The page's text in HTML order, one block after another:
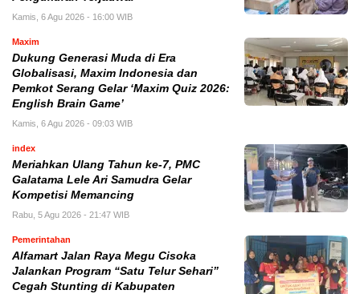
Kamis, 6 Agu 2026 - 16:00 WIB
Maxim
Dukung Generasi Muda di Era
Globalisasi, Maxim Indonesia dan
Pemkot Serang Gelar ‘Maxim Quiz 2026:
English Brain Game’
Kamis, 6 Agu 2026 - 09:03 WIB
index
Meriahkan Ulang Tahun ke-7, PMC
Galatama Lele Ari Samudra Gelar
Kompetisi Memancing
Rabu, 5 Agu 2026 - 21:47 WIB
Pemerintahan
Alfamart Jalan Raya Megu Cisoka
Jalankan Program “Satu Telur Sehari”
Cegah Stunting di Kabupaten